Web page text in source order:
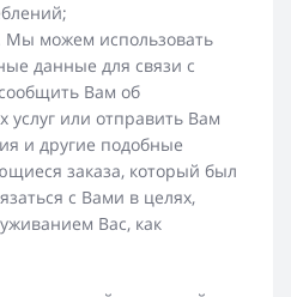
можем использовать
данные для связи с
Вам об
или отправить Вам
и другие подобные
заказа, который был
с Вами в целях,
Вас, как